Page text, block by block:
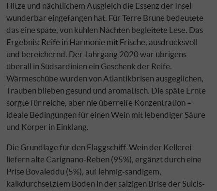
Hitze und nächtlichem Ausgleich die Essenz der Insel
wunderbar eingefangen hat. Für Terre Brune bedeutete
das eine späte, von kühlen Nächten begleitete Lese. Das
Ergebnis: Reife in Harmonie mit Frische, ausdrucksvoll
und bereichernd. Der Jahrgang 2020 war übrigens
überall in Südsardinien ein Geschenk der Reife.
Wärmeschübe wurden von Atlantikbrisen ausgeglichen,
Trauben blieben gesund und aromatisch. Die späte Ernte
sorgte für reiche, aber nie überreife Konzentration –
ideale Bedingungen für einen Wein mit lebendiger Säure
und Körper in Einklang.
Die Grundlage für den Flaggschiff-Wein der Kellerei
liefern alte Carignano-Reben (95%), ergänzt durch eine
Prise Bovaleddu (5%), auf lehmig-sandigem,
kalkdurchsetztem Boden in der salzigen Brise der Sulcis-